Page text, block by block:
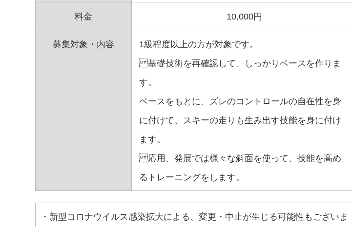
料金 10,000円
募集対象・内容
1級程度以上の方が対象です。
基礎技術を再確認して、しっかりベースを作りま
す。
ベースをもとに、ズレのコントロールの自在性を身
に付けて、スキーの走りも生み出す技能を身に付け
ます。
応用、発展では様々な斜面を使って、技能を高め
るトレーニングをします。
・新型コロナウイルス感染拡大による、変更・中止が生じる可能性もございま